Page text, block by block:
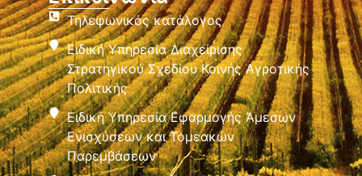
Τηλεφωνικός κατάλογος
Ειδική Υπηρεσία Διαχείρισης
Στρατηγικού Σχεδίου Κοινής Αγροτικής
Πολιτικής
Ειδική Υπηρεσία Εφαρμογής Άμεσων
Ενισχύσεων και Τομεακών
Παρεμβάσεων